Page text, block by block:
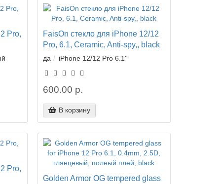
Pro,
FaisOn стекло для iPhone 12/12
Pro, 6.1, Ceramic, Anti-spy,, black
да iPhone 12/12 Pro 6.1''
600.00 р.
В корзину
Pro,
Golden Armor OG tempered glass